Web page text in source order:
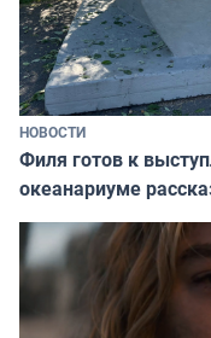
НОВОСТИ
Филя готов к
океанариуме